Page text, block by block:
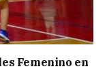
Femenino en